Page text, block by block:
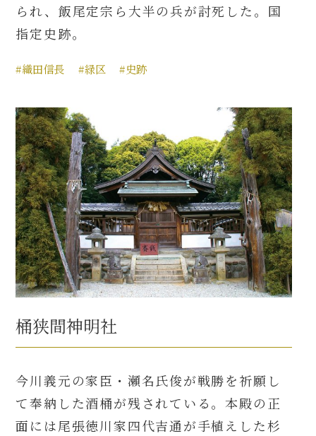
られ、飯尾定宗ら大半の兵が討死した。国
指定史跡。
#織田信長 #緑区 #史跡
桶狭間神明社
今川義元の家臣・瀬名氏俊が戦勝を祈願し
て奉納した酒桶が残されている。本殿の正
面には尾張徳川家四代吉通が手植えした杉